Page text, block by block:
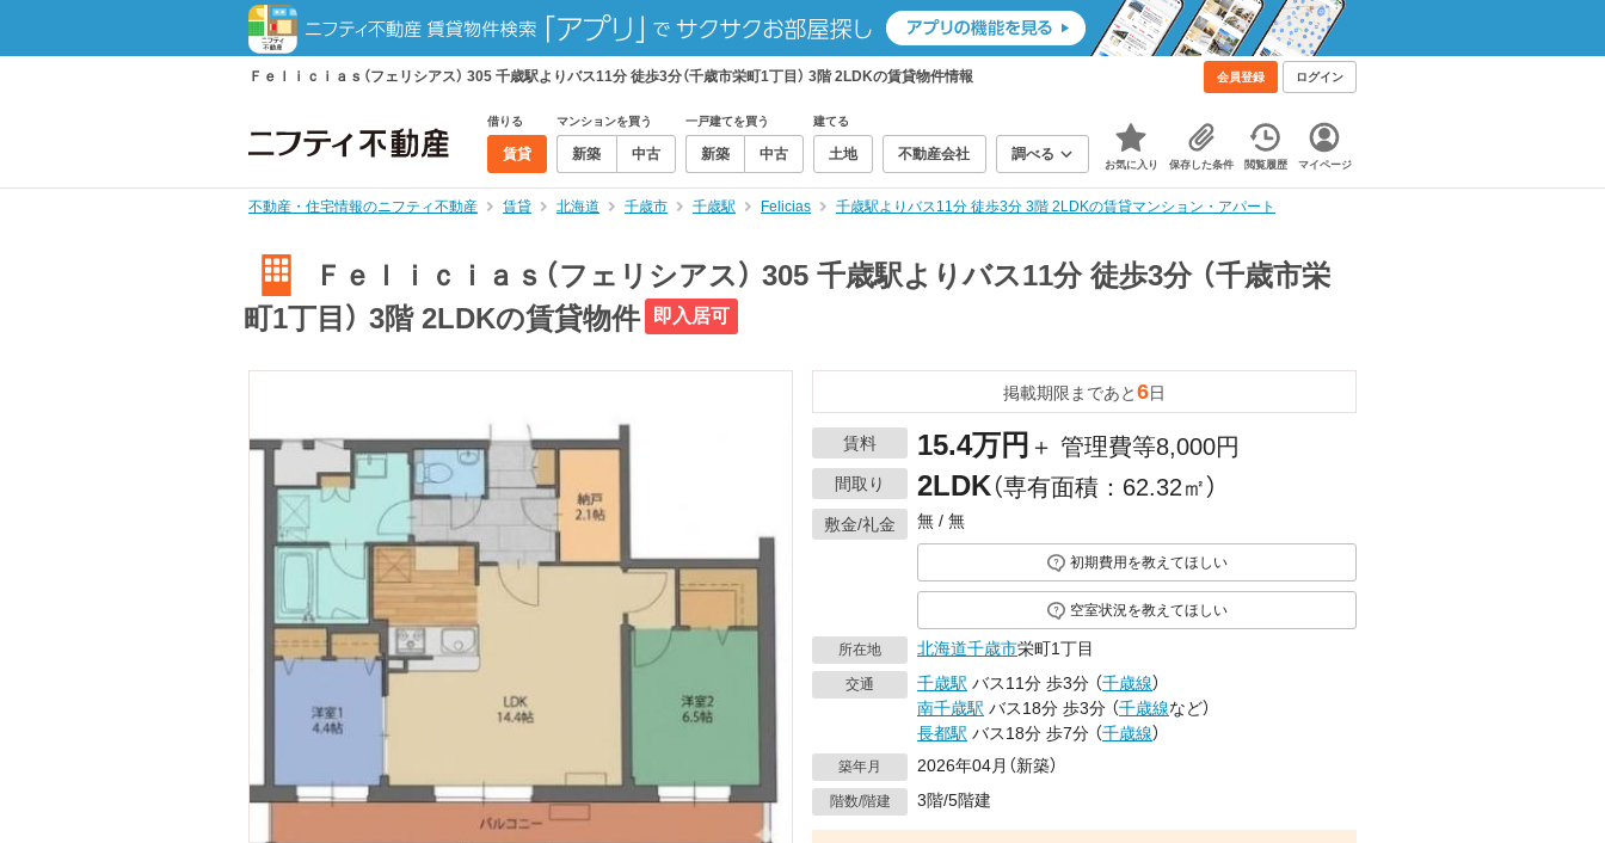
Ｆｅｌｉｃｉａｓ（フェリシアス） 305 千歳駅よりバス11分 徒歩3分（千歳市栄町1丁目） 3階 2LDKの賃貸物件情報 会員登録 ログイン
借りる
賃貸
マンションを買う
新築 中古
一戸建てを買う
新築 中古
建てる
土地 不動産会社 調べる
お気に入り 保存した条件 閲覧履歴 マイページ
不動産・住宅情報のニフティ不動産 賃貸 北海道 千歳市 千歳駅 Felicias 千歳駅よりバス11分 徒歩3分 3階 2LDKの賃貸マンション・アパート
Ｆｅｌｉｃｉａｓ（フェリシアス） 305 千歳駅よりバス11分 徒歩3分 （千歳市栄
町1丁目） 3階 2LDKの賃貸物件
即入居可
掲載期限まであと6日
賃料 15.4万円 ＋ 管理費等8,000円
間取り 2LDK（専有面積：62.32㎡）
敷金/礼金 無 / 無
初期費用を教えてほしい
空室状況を教えてほしい
所在地 北海道千歳市栄町1丁目
交通 千歳駅 バス11分 歩3分 （千歳線）
南千歳駅 バス18分 歩3分 （千歳線など）
長都駅 バス18分 歩7分 （千歳線）
築年月 2026年04月（新築）
階数/階建 3階/5階建